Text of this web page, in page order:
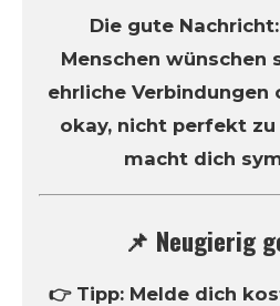
Die gute
Menschen wünschen
ehrliche Verbindungen
okay, nicht perfekt zu
macht dich
📌 Neugierig
👉 Tipp: Melde dich